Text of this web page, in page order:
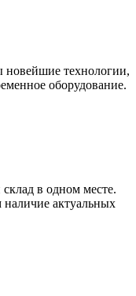
новейшие технологии,
оборудование.
в одном месте.
актуальных